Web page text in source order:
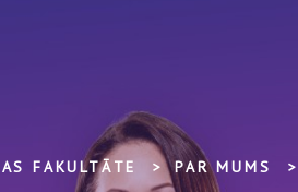
FAKULTĀTE PAR MUMS